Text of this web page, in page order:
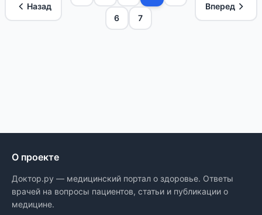
Назад
6 7
Вперед
О проекте
Доктор.ру — медицинский портал о здоровье. Ответы
врачей на вопросы пациентов, статьи и публикации о
медицине.